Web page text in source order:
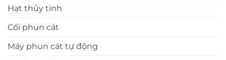
Hạt thủy tinh
Cối phun cát
Máy phun cát tự động